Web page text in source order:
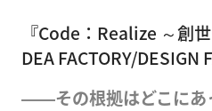
『Code：Realize ～創
DEA FACTORY/DESIGN
――その根拠はどこにあ